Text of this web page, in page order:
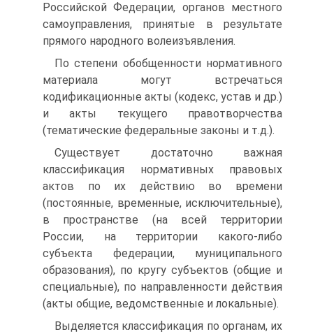
Российской Федерации, органов местного
самоуправления, принятые в результате
прямого народного волеизъявления.
По степени обобщенности нормативного
материала могут встречаться
кодификационные акты (кодекс, устав и др.)
и акты текущего правотворчества
(тематические федеральные законы и т.д.).
Существует достаточно важная
классификация нормативных правовых
актов по их действию во времени
(постоянные, временные, исключительные),
в пространстве (на всей территории
России, на территории какого-либо
субъекта федерации, муниципального
образования), по кругу субъектов (общие и
специальные), по направленности действия
(акты общие, ведомственные и локальные).
Выделяется классификация по органам, их